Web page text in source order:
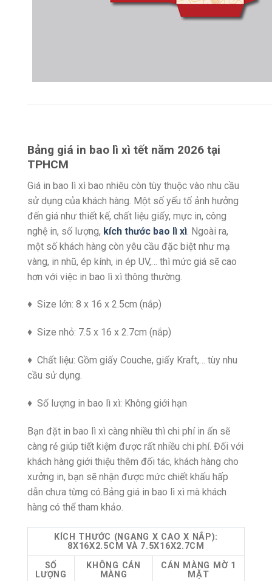
Bảng giá in bao lì xì tết năm 2026 tại
TPHCM
Giá in bao lì xì bao nhiêu còn tùy thuộc vào nhu cầu
sử dụng của khách hàng. Một số yếu tố ảnh hưởng
đến giá như thiết kế, chất liệu giấy, mực in, công
nghệ in, số lượng, kích thước bao lì xì . Ngoài ra,
một số khách hàng còn yêu cầu đặc biệt như mạ
vàng, in nhũ, ép kính, in ép UV,… thì mức giá sẽ cao
hơn với việc in bao lì xì thông thường.
♦ Size lớn: 8 x 16 x 2.5cm (nắp)
♦ Size nhỏ: 7.5 x 16 x 2.7cm (nắp)
♦ Chất liệu: Gồm giấy Couche, giấy Kraft,… tùy nhu
cầu sử dụng.
♦ Số lượng in bao lì xì: Không giới hạn
Bạn đặt in bao lì xì càng nhiều thì chi phí in ấn sẽ
càng rẻ giúp tiết kiệm được rất nhiều chi phí. Đối với
khách hàng giới thiệu thêm đối tác, khách hàng cho
xưởng in, bạn sẽ nhận được mức chiết khấu hấp
dẫn chưa từng có. Bảng giá in bao lì xì mà khách
hàng có thể tham khảo.
KÍCH THƯỚC (NGANG X CAO X NẮP):
8X16X2.5CM VÀ 7.5X16X2.7CM
SỐ
LƯỢNG
KHÔNG CÁN
MÀNG
CÁN MÀNG MỜ 1
MẶT